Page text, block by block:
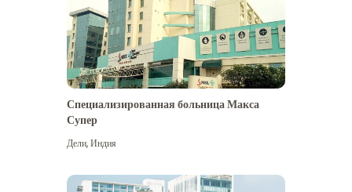
Специализированная больница Макса
Супер
Дели,Индия